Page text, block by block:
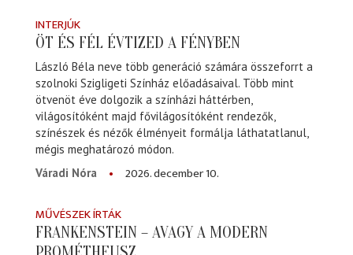
INTERJÚK
ÖT ÉS FÉL ÉVTIZED A FÉNYBEN
László Béla neve több generáció számára összeforrt a
szolnoki Szigligeti Színház előadásaival. Több mint
ötvenöt éve dolgozik a színházi háttérben,
világosítóként majd fővilágosítóként rendezők,
színészek és nézők élményeit formálja láthatatlanul,
mégis meghatározó módon.
Váradi Nóra
2026. december 10.
MŰVÉSZEK ÍRTÁK
FRANKENSTEIN – AVAGY A MODERN